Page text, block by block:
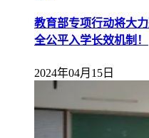
教育部专项行动将大
全公平入学长效机制！
2024年04月15日